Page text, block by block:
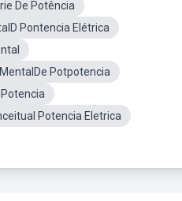
De Potência
Pontencia Elétrica
Potpotencia
Potencia Eletrica